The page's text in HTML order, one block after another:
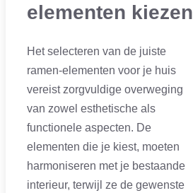
elementen kiezen
Het selecteren van de juiste
ramen-elementen voor je huis
vereist zorgvuldige overweging
van zowel esthetische als
functionele aspecten. De
elementen die je kiest, moeten
harmoniseren met je bestaande
interieur, terwijl ze de gewenste